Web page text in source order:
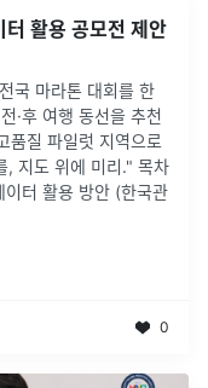
활용 공모전 제안
국 마라톤 대회를 한
·후 여행 동선을 추천
품질 파일럿 지역으로
, 지도 위에 미리." 목차
터 활용 방안 (한국관
0